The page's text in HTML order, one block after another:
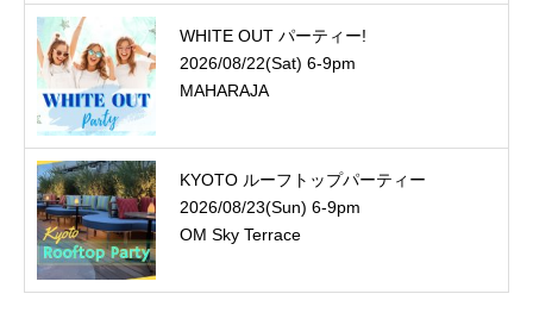
WHITE OUT パーティー!
2026/08/22(Sat) 6-9pm
MAHARAJA
KYOTO ルーフトップパーティー
2026/08/23(Sun) 6-9pm
OM Sky Terrace